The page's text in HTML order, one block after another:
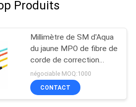
Produits
Millimètre de SM d'Aqua
du jaune MPO de fibre de
corde de correction
optique, pullover vert-
bleu de fibre de SM de
millimètre
négociable MOQ:1000
CONTACT